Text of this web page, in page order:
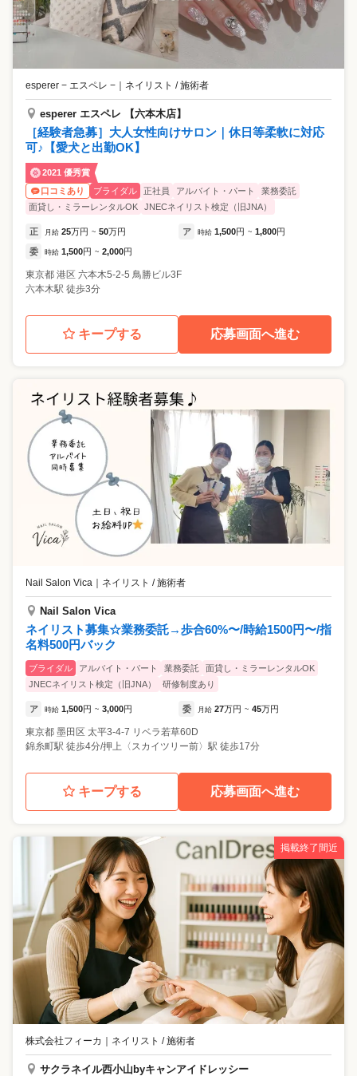
esperer − エスペレ − ネイリスト / 施術者
esperer エスペレ 【六本木店】
［経験者急募］大人女性向けサロン｜休日等柔軟に対応
可♪【愛犬と出勤OK】
2021 優秀賞
口コミあり
ブライダル 正社員 アルバイト・パート
業務委託
面貸し・ミラーレンタルOK
JNECネイリスト検定（旧JNA）
正 月給 25万円 ~ 50万円 ア 時給 1,500円 ~ 1,800円
委 時給 1,500円 ~ 2,000円
東京都 港区 六本木5-2-5 鳥勝ビル3F
六本木駅 徒歩3分
キープする 応募画面へ進む
Nail Salon Vica ネイリスト / 施術者
Nail Salon Vica
ネイリスト募集☆業務委託→歩合60%〜/時給1500円〜/指
名料500円バック
ブライダル アルバイト・パート 業務委託
面貸し・ミラーレンタルOK
JNECネイリスト検定（旧JNA）
研修制度あり
ア 時給 1,500円 ~ 3,000円 委 月給 27万円 ~ 45万円
東京都 墨田区 太平3-4-7 リベラ若草60D
錦糸町駅 徒歩4分/押上〈スカイツリー前〉駅 徒歩17分
キープする 応募画面へ進む
掲載終了間近
株式会社フィーカ ｜ ネイリスト / 施術者
サクラネイル西小山byキャンアイドレッシー